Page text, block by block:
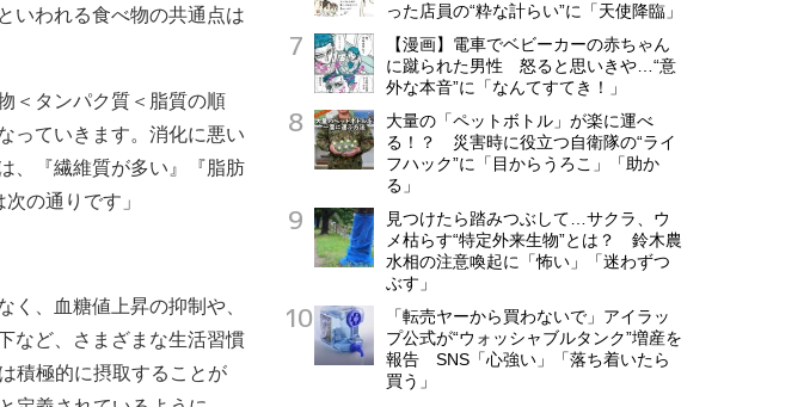
いわれる食べ物の共通点は
＜タンパク質＜脂質の順
っていきます。消化に悪い
、『繊維質が多い』『脂肪
の通りです」
く、血糖値上昇の抑制や、
など、さまざまな生活習慣
積極的に摂取することが
った店員の“粋な計らい”に「天使降臨」
【漫画】電車でベビーカーの赤ちゃん
に蹴られた男性 怒ると思いきや…“意
外な本音”に「なんてすてき！」
大量の「ペットボトル」が楽に運べ
る！？ 災害時に役立つ自衛隊の“ライ
フハック”に「目からうろこ」「助か
る」
見つけたら踏みつぶして…サクラ、ウ
メ枯らす“特定外来生物”とは？ 鈴木農
水相の注意喚起に「怖い」「迷わずつ
ぶす」
「転売ヤーから買わないで」アイラッ
プ公式が“ウォッシャブルタンク”増産を
報告 SNS「心強い」「落ち着いたら
買う」